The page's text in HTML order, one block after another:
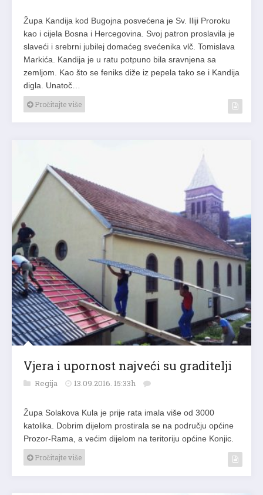
Župa Kandija kod Bugojna posvećena je Sv. Iliji Proroku
kao i cijela Bosna i Hercegovina. Svoj patron proslavila je
slaveći i srebrni jubilej domaćeg svećenika vlč. Tomislava
Markića. Kandija je u ratu potpuno bila sravnjena sa
zemljom. Kao što se feniks diže iz pepela tako se i Kandija
digla. Unatoč…
Pročitajte više
Vjera i upornost najveći su graditelji
Regija 13.09.2016. 15:33h
Župa Solakova Kula je prije rata imala više od 3000
katolika. Dobrim dijelom prostirala se na području općine
Prozor-Rama, a većim dijelom na teritoriju općine Konjic.
Pročitajte više